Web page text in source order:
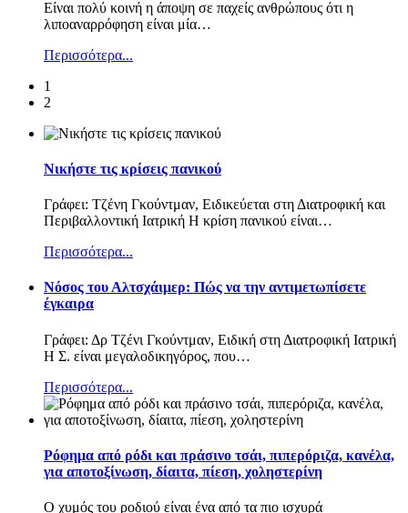
Είναι πολύ κοινή η άποψη σε παχείς ανθρώπους ότι η
λιποαναρρόφηση είναι μία…
Περισσότερα...
1
2
Νικήστε τις κρίσεις πανικού
Γράφει: Τζένη Γκούντμαν, Ειδικεύεται στη Διατροφική και
Περιβαλλοντική Ιατρική Η κρίση πανικού είναι…
Περισσότερα...
Nόσος του Αλτσχάιμερ: Πώς να την αντιμετωπίσετε
έγκαιρα
Γράφει: Δρ Τζένι Γκούντμαν, Ειδική στη Διατροφική Ιατρική
Η Σ. είναι μεγαλοδικηγόρος, που…
Περισσότερα...
Ρόφημα από ρόδι και πράσινο τσάι, πιπερόριζα, κανέλα,
για αποτοξίνωση, δίαιτα, πίεση, χοληστερίνη
Ο χυμός του ροδιού είναι ένα από τα πιο ισχυρά